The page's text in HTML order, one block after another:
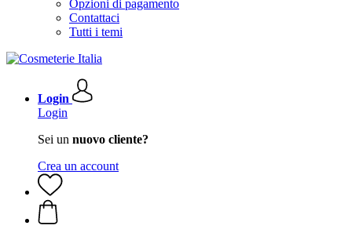
Opzioni di pagamento
Contattaci
Tutti i temi
Login
Login
Sei un nuovo cliente?
Crea un account